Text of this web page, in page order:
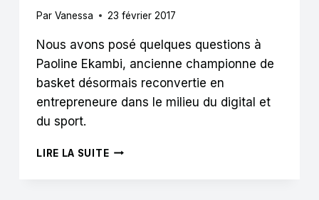
Par Vanessa 23 février 2017
Nous avons posé quelques questions à
Paoline Ekambi, ancienne championne de
basket désormais reconvertie en
entrepreneure dans le milieu du digital et
du sport.
LIRE LA SUITEPAOLINE